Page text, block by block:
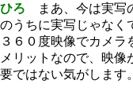
ひろ まあ、今は実写
のうちに実写じゃなく
３６０度映像でカメ
メリットなので、映
要ではない気がします。